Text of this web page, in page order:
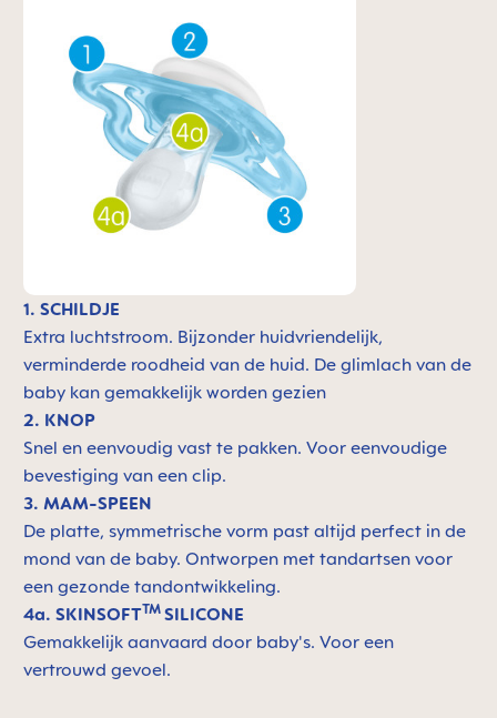
1. SCHILDJE
Extra luchtstroom. Bijzonder huidvriendelijk,
verminderde roodheid van de huid. De glimlach van de
baby kan gemakkelijk worden gezien
2. KNOP
Snel en eenvoudig vast te pakken. Voor eenvoudige
bevestiging van een clip.
3. MAM-SPEEN
De platte, symmetrische vorm past altijd perfect in de
mond van de baby. Ontworpen met tandartsen voor
een gezonde tandontwikkeling.
4a. SKINSOFTTM SILICONE
Gemakkelijk aanvaard door baby's. Voor een
vertrouwd gevoel.